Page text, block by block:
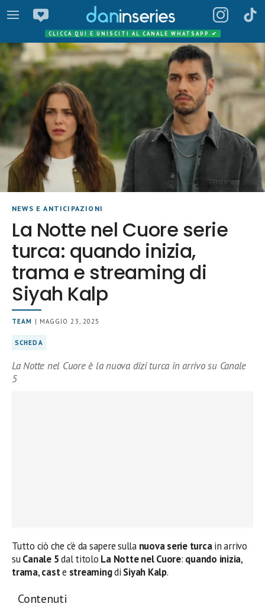
CLICCA QUI E UNISCITI AL CANALE WHATSAPP ✔
NEWS E ANTICIPAZIONI
La Notte nel Cuore serie
turca: quando inizia,
trama e streaming di
Siyah Kalp
TEAM | MAGGIO 23, 2025
SCHEDA
La Notte nel Cuore è la nuova dizi turca in arrivo su Canale
5
Tutto ciò che c’è da sapere sulla nuova serie turcain arrivo
suCanale 5dal titolo La Notte nel Cuore: quando inizia,
trama,caste streamingdi Siyah Kalp.
Contenuti